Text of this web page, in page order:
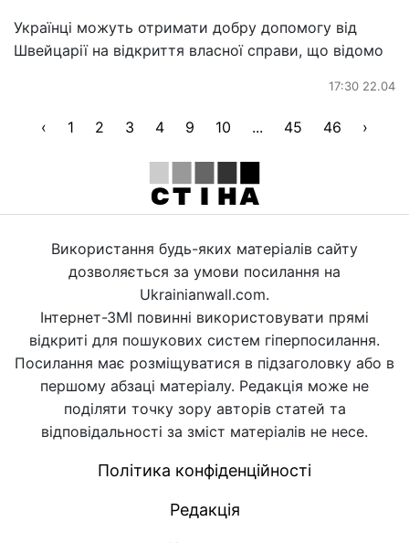
Українці можуть отримати добру допомогу від
Швейцарії на відкриття власної справи, що відомо
17:30 22.04
‹ 1 2 3 4 9 10 ... 45 46 ›
Використання будь-яких матеріалів сайту
дозволяється за умови посилання на
Ukrainianwall.com.
Інтернет-ЗМІ повинні використовувати прямі
відкриті для пошукових систем гіперпосилання.
Посилання має розміщуватися в підзаголовку або в
першому абзаці матеріалу. Редакція може не
поділяти точку зору авторів статей та
відповідальності за зміст матеріалів не несе.
Політика конфіденційності
Редакція